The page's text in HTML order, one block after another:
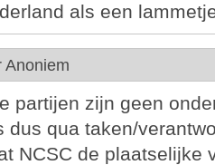
als een
Anoniem
partijen zijn geen
dus qua taken/
NCSC de plaatselijke